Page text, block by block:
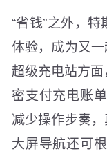
“省钱”之外，
体验，成为又
超级充电站方
密支付充电账
减少操作步奏
大屏导航还可